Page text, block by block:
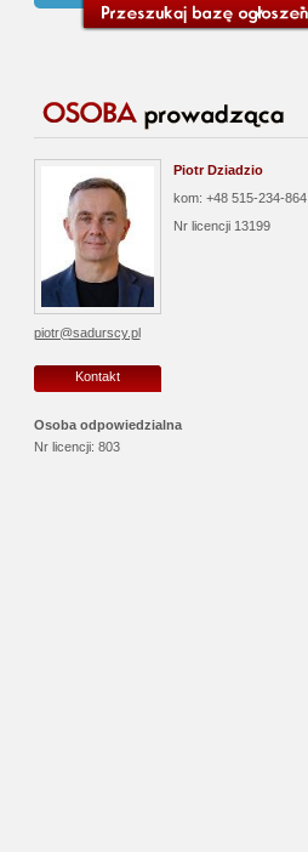
Piotr Dziadzio
kom: +48 515-234-864
Nr licencji 13199
piotr@sadurscy.pl
Kontakt
Osoba odpowiedzialna
Nr licencji: 803